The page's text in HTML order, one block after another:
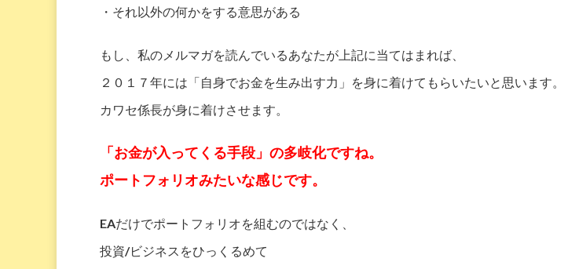
・それ以外の何かをする意思がある
もし、私のメルマガを読んでいるあなたが上記に当てはまれば、
２０１７年には「自身でお金を生み出す力」を身に着けてもらいたいと思います。
カワセ係長が身に着けさせます。
「お金が入ってくる手段」の多岐化ですね。
ポートフォリオみたいな感じです。
EAだけでポートフォリオを組むのではなく、
投資/ビジネスをひっくるめて